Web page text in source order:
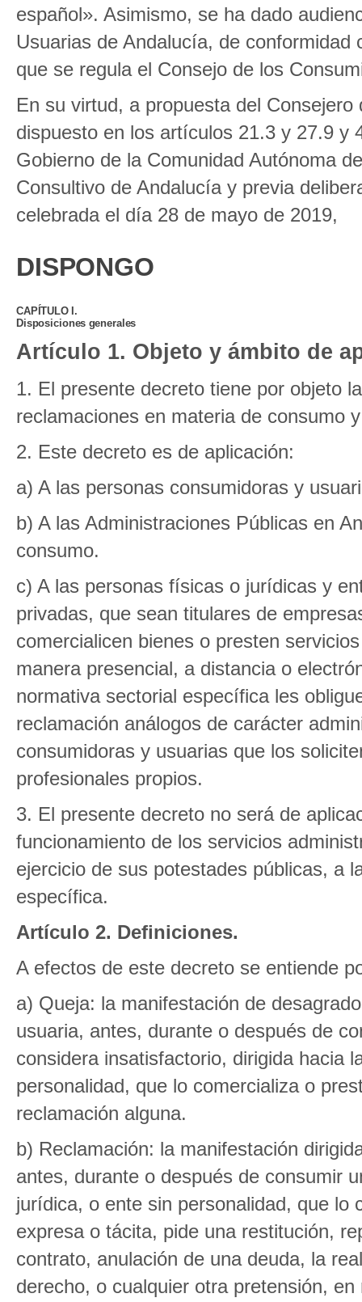
español». Asimismo, se ha dado
Usuarias de Andalucía, de
que se regula el Consejo de los
En su virtud, a propuesta del
dispuesto en los artículos 21.3 y 27.9 y
Gobierno de la Comunidad Autónoma
Consultivo de Andalucía y previa
celebrada el día 28 de mayo de 2019,
DISPONGO
CAPÍTULO I.
Disposiciones generales
Artículo 1. Objeto y ámbito de
1. El presente decreto tiene por objeto
reclamaciones en materia de consumo
2. Este decreto es de aplicación:
a) A las personas consumidoras y
b) A las Administraciones Públicas en
consumo.
c) A las personas físicas o jurídicas y
privadas, que sean titulares de
comercialicen bienes o presten
manera presencial, a distancia o
normativa sectorial específica les
reclamación análogos de carácter
consumidoras y usuarias que los
profesionales propios.
3. El presente decreto no será de
funcionamiento de los servicios
ejercicio de sus potestades públicas, a
específica.
Artículo 2. Definiciones.
A efectos de este decreto se entiende
a) Queja: la manifestación de
usuaria, antes, durante o después de
considera insatisfactorio, dirigida hacia
personalidad, que lo comercializa o
reclamación alguna.
b) Reclamación: la manifestación
antes, durante o después de consumir
jurídica, o ente sin personalidad, que lo
expresa o tácita, pide una restitución,
contrato, anulación de una deuda, la
derecho, o cualquier otra pretensión,